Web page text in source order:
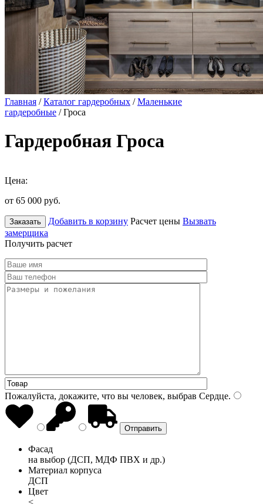
Главная /Каталог гардеробных /Маленькие
гардеробные / Гроса
Гардеробная Гроса
Цена:
от 65 000 руб.
Заказать Добавить в корзину Расчет цены Вызвать
замерщика
Получить расчет
Пожалуйста, докажите, что вы человек, выбрав Сердце.
Фасад
на выбор (ДСП, МДФ ПВХ и др.)
Материал корпуса
ДСП
Цвет
<